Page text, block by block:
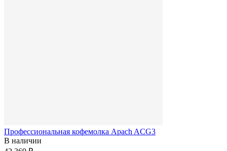
Профессиональная кофемолка Apach ACG3
В наличии